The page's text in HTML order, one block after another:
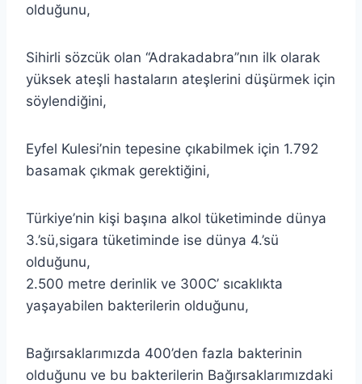
olduğunu,
Sihirli sözcük olan ‘‘Adrakadabra’’nın ilk olarak
yüksek ateşli hastaların ateşlerini düşürmek için
söylendiğini,
Eyfel Kulesi’nin tepesine çıkabilmek için 1.792
basamak çıkmak gerektiğini,
Türkiye’nin kişi başına alkol tüketiminde dünya
3.’sü,sigara tüketiminde ise dünya 4.’sü
olduğunu,
2.500 metre derinlik ve 300C’ sıcaklıkta
yaşayabilen bakterilerin olduğunu,
Bağırsaklarımızda 400’den fazla bakterinin
olduğunu ve bu bakterilerin Bağırsaklarımızdaki